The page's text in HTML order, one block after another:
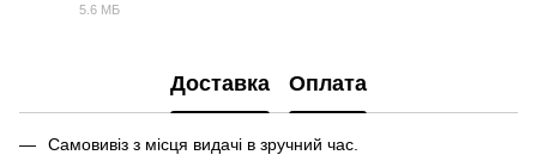
5.6 МБ
Доставка Оплата
Самовивіз з місця видачі в зручний час.